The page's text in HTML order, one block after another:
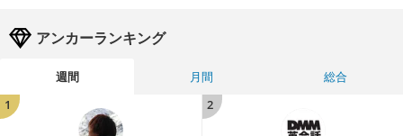
アンカーランキング
週間 月間
総合
1
2